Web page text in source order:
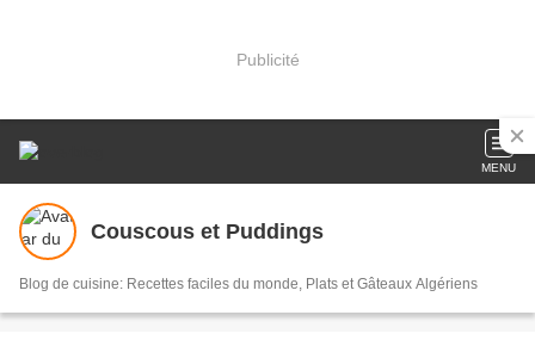
Publicité
MENU
Couscous et Puddings
Blog de cuisine: Recettes faciles du monde, Plats et Gâteaux Algériens